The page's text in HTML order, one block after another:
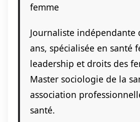
femme
Journaliste indépendante
ans, spécialisée en santé
leadership et droits des
Master sociologie de la
association
santé.